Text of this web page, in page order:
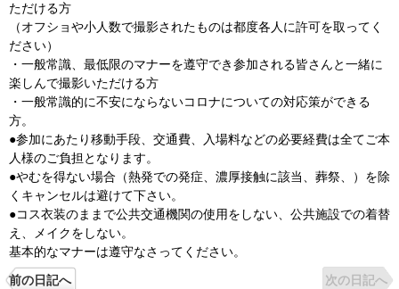
ただける方
（オフショや小人数で撮影されたものは都度各人に許可を取ってく
ださい）
・一般常識、最低限のマナーを遵守でき参加される皆さんと一緒に
楽しんで撮影いただける方
・一般常識的に不安にならないコロナについての対応策ができる
方。
●参加にあたり移動手段、交通費、入場料などの必要経費は全てご本
人様のご負担となります。
●やむを得ない場合（熱発での発症、濃厚接触に該当、葬祭、）を除
くキャンセルは避けて下さい。
●コス衣装のままで公共交通機関の使用をしない、公共施設での着替
え、メイクをしない。
基本的なマナーは遵守なさってください。
前の日記へ
次の日記へ